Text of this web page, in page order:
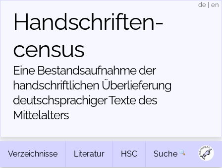
Handschriften­
census
Eine Bestandsaufnahme der
handschriftlichen Über­lieferung
deutschsprachiger Texte des
Mittelalters
de en
Verzeichnisse Literatur HSC Suche